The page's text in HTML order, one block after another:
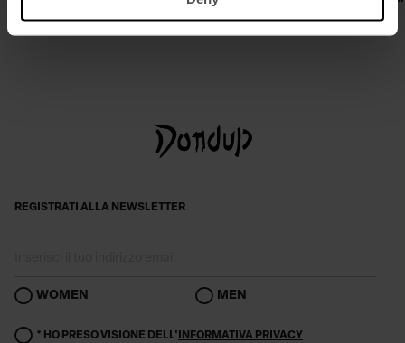
€ 244,00
€ 375,00
€ 127,00
€ 195,00
REGISTRATI ALLA NEWSLETTER
WOMEN MEN
* HO PRESO VISIONE DELL' INFORMATIVA PRIVACY